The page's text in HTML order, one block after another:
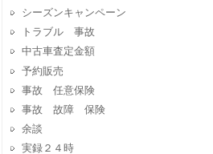
シーズンキャンペーン
トラブル 事故
中古車査定金額
予約販売
事故 任意保険
事故 故障 保険
余談
実録２４時